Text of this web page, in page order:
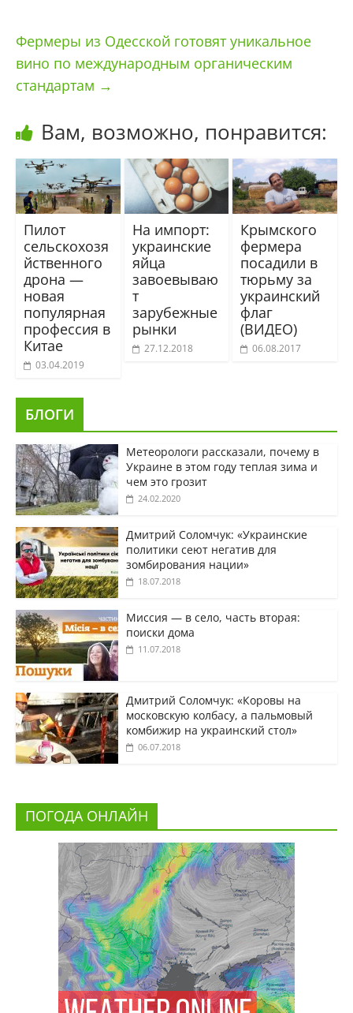
Фермеры из Одесской готовят уникальное
вино по международным органическим
стандартам →
Вам, возможно, понравится:
Пилот
сельскохозя
йственного
дрона —
новая
популярная
профессия в
Китае
03.04.2019
На импорт:
украинские
яйца
завоевываю
т
зарубежные
рынки
27.12.2018
Крымского
фермера
посадили в
тюрьму за
украинский
флаг
(ВИДЕО)
06.08.2017
БЛОГИ
Метеорологи рассказали, почему в
Украине в этом году теплая зима и
чем это грозит
24.02.2020
Дмитрий Соломчук: «Украинские
политики сеют негатив для
зомбирования нации»
18.07.2018
Миссия — в село, часть вторая:
поиски дома
11.07.2018
Дмитрий Соломчук: «Коровы на
московскую колбасу, а пальмовый
комбижир на украинский стол»
06.07.2018
ПОГОДА ОНЛАЙН